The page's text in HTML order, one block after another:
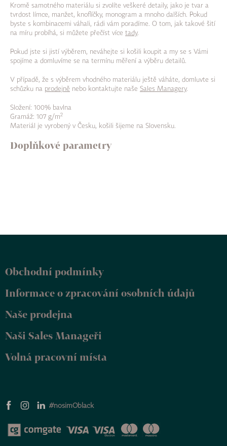
Kromě samotného materiálu si zvolíte veškeré detaily, jako je tvar a
tvrdost límce, manžet, knoflíčky, monogram a mnoho dalších. Pokud
byste s kombinacemi váhali, rádi vám poradíme. O tom, jak takové šití
na míru probíhá, si můžete přečíst více tady.
Pokud jste si jistí výběrem, neváhejte si košili koupit a my se s Vámi
spojíme a domluvíme se na termínu měření a výběru detailů.
V případě, že s výběrem vhodného materiálu ještě váháte, domluvte si
schůzku na prodejně nebo kontaktujte naše Sales Managery.
Složení: 100% bavlna
Gramáž: 107 g/m2
Materiál je vyrobený v Česku, košili šijeme na Slovensku.
Doplňkové parametry
Obchodní podmínky
Informace o zpracování osobních údajů
Naše prodejna
Naši Sales Manageři
Volná pracovní místa
#nosimOblack